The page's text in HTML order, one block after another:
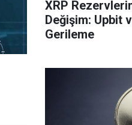
XRP
Değişim: Upbit
Gerileme